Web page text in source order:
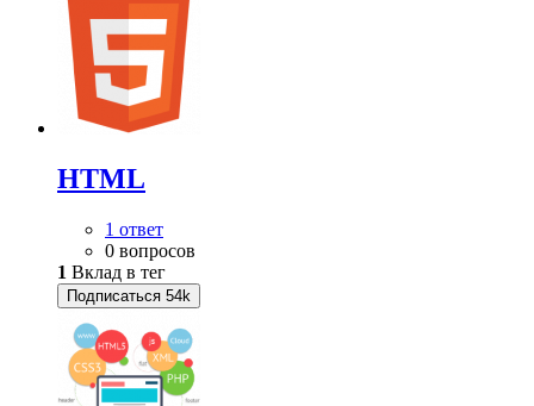
HTML
1 ответ
0 вопросов
1 Вклад в тег
Подписаться 54k